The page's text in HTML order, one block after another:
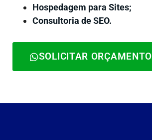
Hospedagem para Sites;
Consultoria de SEO.
SOLICITAR ORÇAMENTO